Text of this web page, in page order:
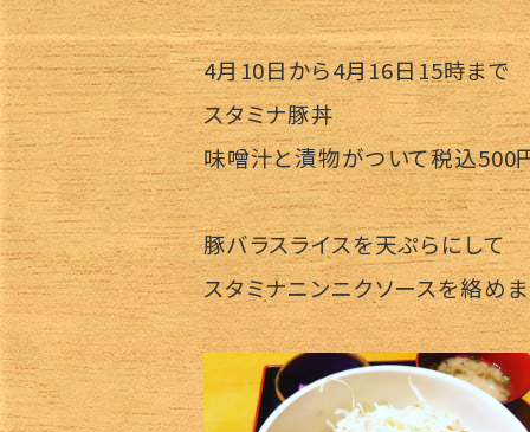
4月10日から4月16日15時まで
スタミナ豚丼
味噌汁と漬物がついて税込500
豚バラスライスを天ぷらにして
スタミナニンニクソースを絡め